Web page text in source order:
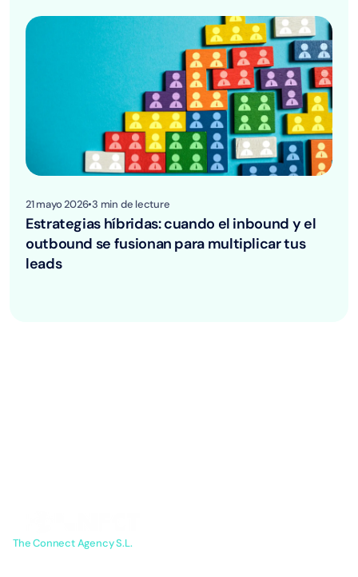
21 mayo 2026•3 min de lecture
Estrategias híbridas: cuando el inbound y el
outbound se fusionan para multiplicar tus
leads
The Connect Agency S.L.